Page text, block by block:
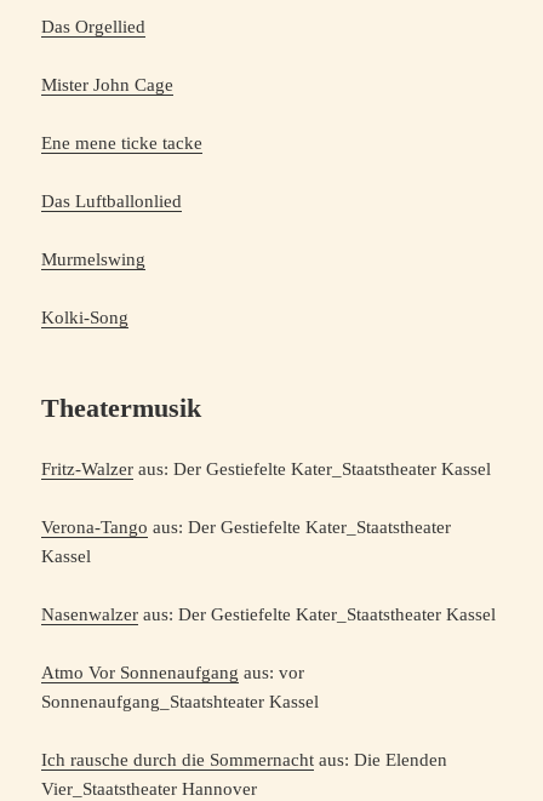
Das Orgellied
Mister John Cage
Ene mene ticke tacke
Das Luftballonlied
Murmelswing
Kolki-Song
Theatermusik
Fritz-Walzer aus: Der Gestiefelte Kater_Staatstheater Kassel
Verona-Tango aus: Der Gestiefelte Kater_Staatstheater
Kassel
Nasenwalzer aus: Der Gestiefelte Kater_Staatstheater Kassel
Atmo Vor Sonnenaufgang aus: vor
Sonnenaufgang_Staatshteater Kassel
Ich rausche durch die Sommernacht aus: Die Elenden
Vier_Staatstheater Hannover